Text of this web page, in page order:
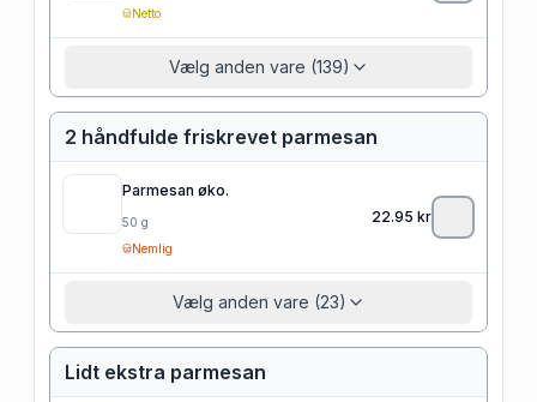
Netto
Vælg anden vare (139)
2 håndfulde friskrevet parmesan
Parmesan øko.
50 g
Nemlig
22.95 kr
Vælg anden vare (23)
Lidt ekstra parmesan